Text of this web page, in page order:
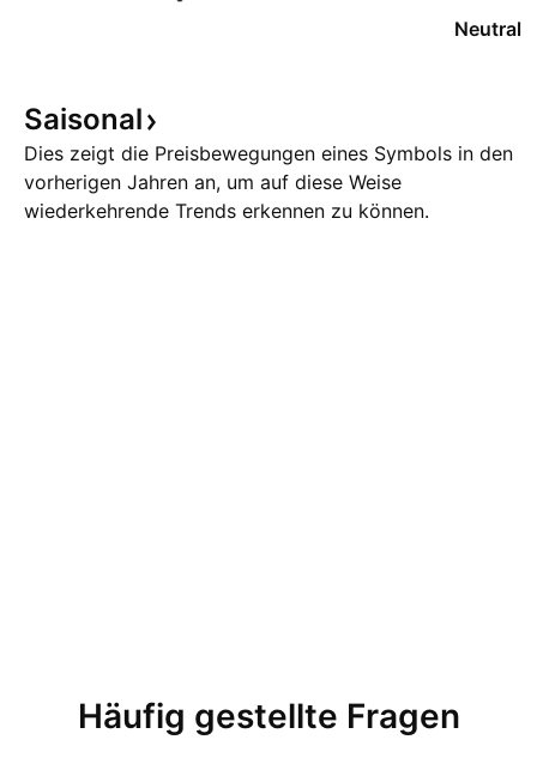
Neutral
Saisonal
Dies zeigt die Preisbewegungen eines Symbols in den
vorherigen Jahren an, um auf diese Weise
wiederkehrende Trends erkennen zu können.
Häufig gestellte Fragen